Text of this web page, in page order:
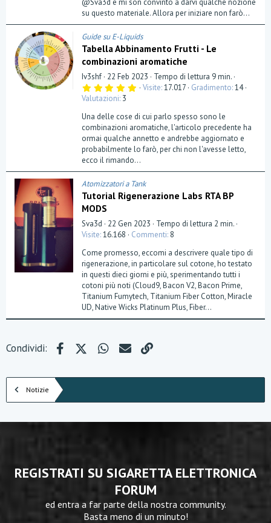
@Sva3d e mi son convinto a darvi qualche nozione
su questo materiale. Allora per iniziare non farò...
Guide su E-Liquids
Tabella Abbinamento Frutti - Le
combinazioni aromatiche
Iv3shf 22 Feb 2023
Tempo di lettura 9 min.
5
0
s
t
e
l
l
(
e
)
Visite 17.017 Gradimento 14
Valutazioni 3
Una delle cose di cui parlo spesso sono le
combinazioni aromatiche, l'articolo precedente ha
ormai qualche annetto e andrebbe aggiornato e
probabilmente lo farò, per chi non l'avesse letto,
ecco il rimando...
Atomizzatori a Tank
Tutorial Rigenerazione Labs RTA BP
MODS
Sva3d 22 Gen 2023
Tempo di lettura 2 min.
Visite 16.168 Commenti 8
Come promesso, eccomi a descrivere quale tipo di
rigenerazione, in particolare sul cotone, ho testato
in questi dieci giorni e più, sperimentando tutti i
cotoni più noti (Cloud9, Bacon V2, Bacon Prime,
Titanium Fumytech, Titanium Fiber Cotton, Miracle
UD, Native Wicks Platinum Plus, Fiber...
Condividi: FacebookX (Twitter)WhatsApp
e-mail
Notizie
REGISTRATI SU SIGARETTA ELETTRONICA
FORUM
ed entra a far parte della nostra community.
Basta meno di un minuto!